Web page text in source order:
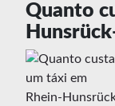
Quanto